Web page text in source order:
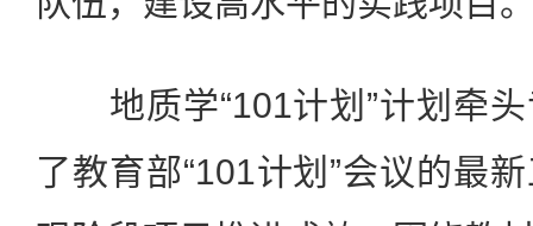
地质学“101计划”计划牵头
了教育部“101计划”会议的最